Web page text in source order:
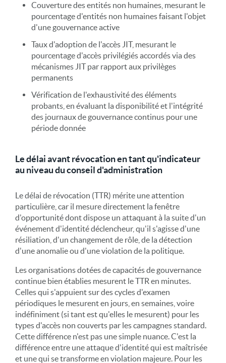
Couverture des entités non humaines, mesurant le
pourcentage d'entités non humaines faisant l'objet
d'une gouvernance active
Taux d'adoption de l'accès JIT, mesurant le
pourcentage d'accès privilégiés accordés via des
mécanismes JIT par rapport aux privilèges
permanents
Vérification de l'exhaustivité des éléments
probants, en évaluant la disponibilité et l'intégrité
des journaux de gouvernance continus pour une
période donnée
Le délai avant révocation en tant qu'indicateur
au niveau du conseil d'administration
Le délai de révocation (TTR) mérite une attention
particulière, car il mesure directement la fenêtre
d'opportunité dont dispose un attaquant à la suite d'un
événement d'identité déclencheur, qu'il s'agisse d'une
résiliation, d'un changement de rôle, de la détection
d'une anomalie ou d'une violation de la politique.
Les organisations dotées de capacités de gouvernance
continue bien établies mesurent le TTR en minutes.
Celles qui s'appuient sur des cycles d'examen
périodiques le mesurent en jours, en semaines, voire
indéfiniment (si tant est qu'elles le mesurent) pour les
types d'accès non couverts par les campagnes standard.
Cette différence n'est pas une simple nuance. C'est la
différence entre une attaque d'identité qui est maîtrisée
et une qui se transforme en violation majeure. Pour les